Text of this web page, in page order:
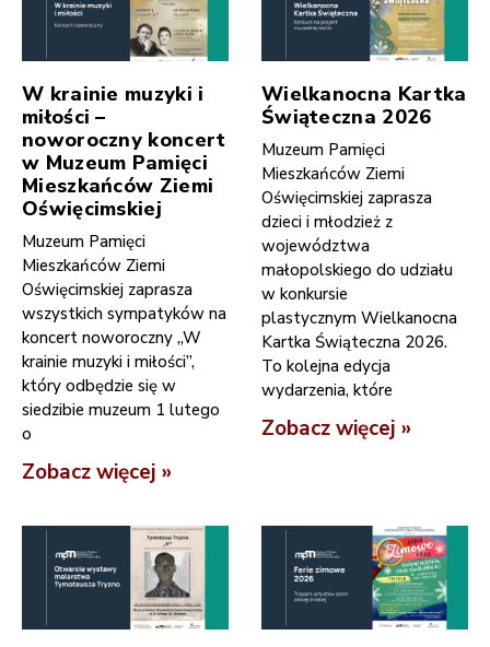
W krainie muzyki i
miłości –
noworoczny koncert
w Muzeum Pamięci
Mieszkańców Ziemi
Oświęcimskiej
Muzeum Pamięci
Mieszkańców Ziemi
Oświęcimskiej zaprasza
wszystkich sympatyków na
koncert noworoczny „W
krainie muzyki i miłości”,
który odbędzie się w
siedzibie muzeum 1 lutego
o
Zobacz więcej »
Wielkanocna Kartka
Świąteczna 2026
Muzeum Pamięci
Mieszkańców Ziemi
Oświęcimskiej zaprasza
dzieci i młodzież z
województwa
małopolskiego do udziału
w konkursie
plastycznym Wielkanocna
Kartka Świąteczna 2026.
To kolejna edycja
wydarzenia, które
Zobacz więcej »